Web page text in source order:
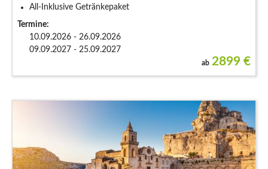
All-Inklusive Getränkepaket
Termine:
10.09.2026 - 26.09.2026
09.09.2027 - 25.09.2027
ab 2899 €